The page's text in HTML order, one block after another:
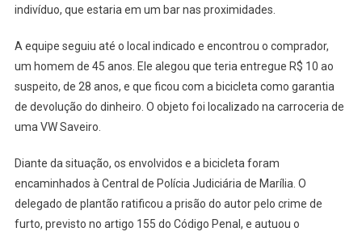
indivíduo, que estaria em um bar nas proximidades.
A equipe seguiu até o local indicado e encontrou o comprador,
um homem de 45 anos. Ele alegou que teria entregue R$ 10 ao
suspeito, de 28 anos, e que ficou com a bicicleta como garantia
de devolução do dinheiro. O objeto foi localizado na carroceria de
uma VW Saveiro.
Diante da situação, os envolvidos e a bicicleta foram
encaminhados à Central de Polícia Judiciária de Marília. O
delegado de plantão ratificou a prisão do autor pelo crime de
furto, previsto no artigo 155 do Código Penal, e autuou o